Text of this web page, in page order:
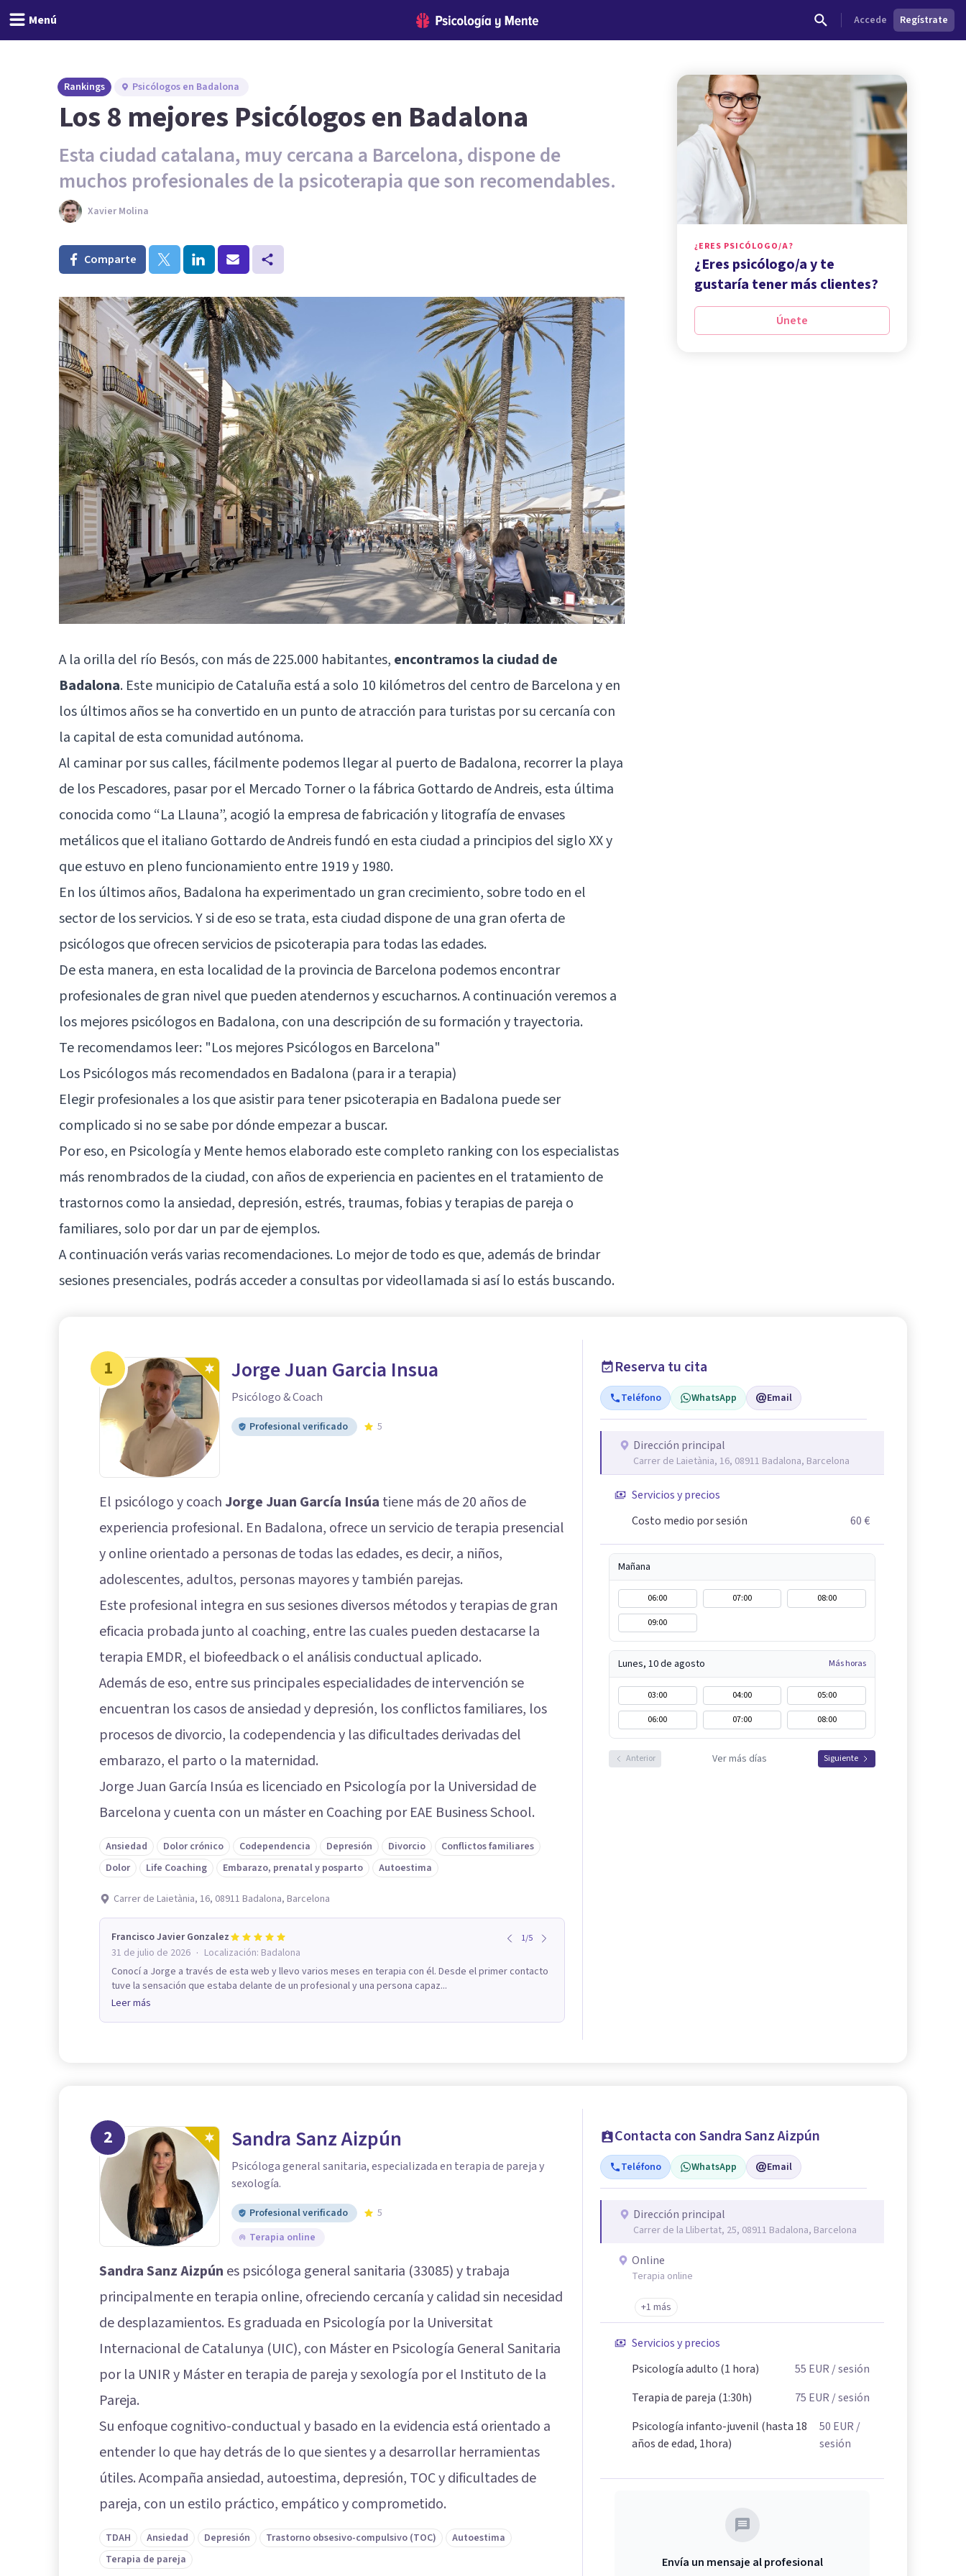
Menú Accede Regístrate
Rankings Psicólogos en Badalona
Los 8 mejores Psicólogos en Badalona
Esta ciudad catalana, muy cercana a Barcelona, dispone de
muchos profesionales de la psicoterapia que son recomendables.
Xavier Molina
Comparte
A la orilla del río Besós, con más de 225.000 habitantes, encontramos la ciudad de
Badalona. Este municipio de Cataluña está a solo 10 kilómetros del centro de Barcelona y en
los últimos años se ha convertido en un punto de atracción para turistas por su cercanía con
la capital de esta comunidad autónoma.
Al caminar por sus calles, fácilmente podemos llegar al puerto de Badalona, recorrer la playa
de los Pescadores, pasar por el Mercado Torner o la fábrica Gottardo de Andreis, esta última
conocida como “La Llauna”, acogió la empresa de fabricación y litografía de envases
metálicos que el italiano Gottardo de Andreis fundó en esta ciudad a principios del siglo XX y
que estuvo en pleno funcionamiento entre 1919 y 1980.
En los últimos años, Badalona ha experimentado un gran crecimiento, sobre todo en el
sector de los servicios. Y si de eso se trata, esta ciudad dispone de una gran oferta de
psicólogos que ofrecen servicios de psicoterapia para todas las edades.
De esta manera, en esta localidad de la provincia de Barcelona podemos encontrar
profesionales de gran nivel que pueden atendernos y escucharnos. A continuación veremos a
los mejores psicólogos en Badalona, con una descripción de su formación y trayectoria.
Te recomendamos leer: "Los mejores Psicólogos en Barcelona"
Los Psicólogos más recomendados en Badalona (para ir a terapia)
Elegir profesionales a los que asistir para tener psicoterapia en Badalona puede ser
complicado si no se sabe por dónde empezar a buscar.
Por eso, en Psicología y Mente hemos elaborado este completo ranking con los especialistas
más renombrados de la ciudad, con años de experiencia en pacientes en el tratamiento de
trastornos como la ansiedad, depresión, estrés, traumas, fobias y terapias de pareja o
familiares, solo por dar un par de ejemplos.
A continuación verás varias recomendaciones. Lo mejor de todo es que, además de brindar
sesiones presenciales, podrás acceder a consultas por videollamada si así lo estás buscando.
¿ERES PSICÓLOGO/A?
¿Eres psicólogo/a y te
gustaría tener más clientes?
Únete
1 Jorge Juan Garcia Insua
Psicólogo & Coach
Profesional verificado 5
El psicólogo y coachJorge Juan García Insúa tiene más de 20 años de
experiencia profesional. En Badalona, ofrece un servicio de terapia presencial
y online orientado a personas de todas las edades, es decir, a niños,
adolescentes, adultos, personas mayores y también parejas.
Este profesional integra en sus sesiones diversos métodos y terapias de gran
eficacia probada junto al coaching, entre las cuales pueden destacarse la
terapia EMDR, el biofeedback o el análisis conductual aplicado.
Además de eso, entre sus principales especialidades de intervención se
encuentran los casos de ansiedad y depresión, los conflictos familiares, los
procesos de divorcio, la codependencia y las dificultades derivadas del
embarazo, el parto o la maternidad.
Jorge Juan García Insúa es licenciado en Psicología por la Universidad de
Barcelona y cuenta con un máster en Coaching por EAE Business School.
Ansiedad Dolor crónico Codependencia Depresión Divorcio
Conflictos familiares
Dolor
Life Coaching Embarazo, prenatal y posparto Autoestima
Carrer de Laietània, 16, 08911 Badalona, Barcelona
Francisco Javier Gonzalez 1/5
31 de julio de 2026 · Localización: Badalona
Conocí a Jorge a través de esta web y llevo varios meses en terapia con él. Desde el primer contacto
tuve la sensación que estaba delante de un profesional y una persona capaz...
Leer más
Reserva tu cita
Teléfono WhatsApp Email
Dirección principal
Carrer de Laietània, 16, 08911 Badalona, Barcelona
Servicios y precios
Costo medio por sesión
60 €
Mañana
06:00 07:00
08:00
09:00
Lunes, 10 de agosto Más horas
03:00 04:00
05:00
06:00
07:00 08:00
Anterior Ver más días Siguiente
2 Sandra Sanz Aizpún
Psicóloga general sanitaria, especializada en terapia de pareja y
sexología.
Profesional verificado
5
Terapia online
Sandra Sanz Aizpún es psicóloga general sanitaria (33085) y trabaja
principalmente en terapia online, ofreciendo cercanía y calidad sin necesidad
de desplazamientos. Es graduada en Psicología por la Universitat
Internacional de Catalunya (UIC), con Máster en Psicología General Sanitaria
por la UNIR y Máster en terapia de pareja y sexología por el Instituto de la
Pareja.
Su enfoque cognitivo-conductual y basado en la evidencia está orientado a
entender lo que hay detrás de lo que sientes y a desarrollar herramientas
útiles. Acompaña ansiedad, autoestima, depresión, TOC y dificultades de
pareja, con un estilo práctico, empático y comprometido.
TDAH Ansiedad Depresión Trastorno obsesivo-compulsivo (TOC)
Autoestima
Terapia de pareja
Contacta con Sandra Sanz Aizpún
Teléfono WhatsApp Email
Dirección principal
Carrer de la Llibertat, 25, 08911 Badalona, Barcelona
Online
Terapia online
+1 más
Servicios y precios
Psicología adulto (1 hora)
55 EUR / sesión
Terapia de pareja (1:30h)
75 EUR / sesión
Psicología infanto-juvenil (hasta 18
años de edad, 1hora)
50 EUR /
sesión
Envía un mensaje al profesional